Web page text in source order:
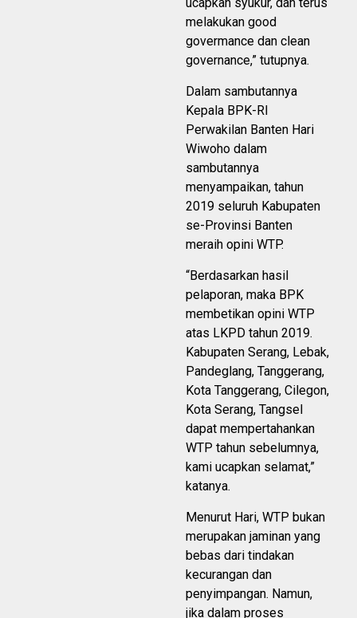
melakukan good
govermance dan clean
governance,” tutupnya.
Dalam sambutannya
Kepala BPK-RI
Perwakilan Banten Hari
Wiwoho dalam
sambutannya
menyampaikan, tahun
2019 seluruh Kabupaten
se-Provinsi Banten
meraih opini WTP.
“Berdasarkan hasil
pelaporan, maka BPK
membetikan opini WTP
atas LKPD tahun 2019.
Kabupaten Serang, Lebak,
Pandeglang, Tanggerang,
Kota Tanggerang, Cilegon,
Kota Serang, Tangsel
dapat mempertahankan
WTP tahun sebelumnya,
kami ucapkan selamat,”
katanya.
Menurut Hari, WTP bukan
merupakan jaminan yang
bebas dari tindakan
kecurangan dan
penyimpangan. Namun,
jika dalam proses